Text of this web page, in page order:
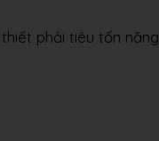
phải tiêu tốn năng